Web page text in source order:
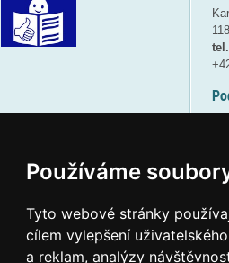
Používáme
Tyto webové stránky
cílem vylepšení
a reklam, analýzy